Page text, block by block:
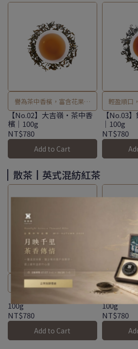
譽為茶中香檳，富含花果香
氣。
【No.02】大吉嶺・茶中香
檳｜100g
NT$780
Add to Cart
輕盈順口
【No.03
｜100g
NT$780
散茶┃英式混紡紅茶
太妃糖與伯爵黃金比例，甜
100g
NT$780
Add to Cart
濃郁玫瑰
【No.19
100g
NT$780